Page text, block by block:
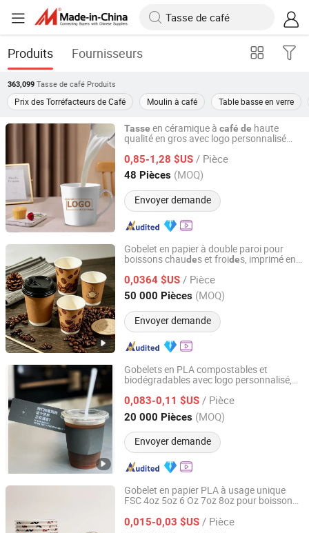
Produits Fournisseurs
363,099 Tasse de café Produits
Prix des Torréfacteurs de Café Moulin à café Table basse en verre
Tasse en céramique à café de haute
qualité en gros avec logo personnalisé
0,85-1,28 $US / Pièce
48 Pièces (MOQ)
Envoyer demande
Modern Stationery & Giftware Ltd.
Guangdong, China Depuis 2026
Gobelet en papier à double paroi pour
boissons chaudes et froides, imprimé en
sans PFAS 8oz 10oz 12oz 16oz 22oz
24oz 26oz en PLA et PE à vendre
0,0364 $US / Pièce
50 000 Pièces (MOQ)
Envoyer demande
Hangzhou Renmin Eco-Tech Co., Ltd.
Zhejiang, China Depuis 2016
Gobelets en PLA compostables et
biodégradables avec logo personnalisé,
transparents avec couvercle 200ml 500ml
8 10 12 Oz
0,083-0,11 $US / Pièce
20 000 Pièces (MOQ)
Envoyer demande
Shanghai EGS Industry Co., Ltd.
Shanghai, China Depuis 2023
Gobelet en papier PLA à usage unique
FSC 4oz 5oz 6 Oz 7oz 8oz pour boissons
0,015-0,03 $US / Pièce
Hangzhou Renmin Eco-Tech Co., Ltd.